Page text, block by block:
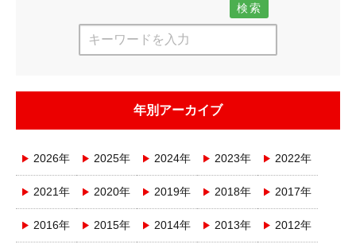
検索
年別アーカイブ
2026年 2025年 2024年 2023年 2022年
2021年 2020年 2019年 2018年 2017年
2016年 2015年 2014年 2013年 2012年